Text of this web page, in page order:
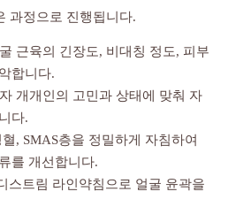
과정으로 진행됩니다.
근육의 긴장도, 비대칭 정도, 피부
합니다.
개개인의 고민과 상태에 맞춰 자
다.
, SMAS층을 정밀하게 자침하여
를 개선합니다.
스트림 라인약침으로 얼굴 윤곽을